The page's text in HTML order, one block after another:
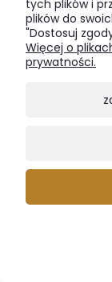
tych plików i
plików do
"Dostosuj
Więcej o
prywatności.